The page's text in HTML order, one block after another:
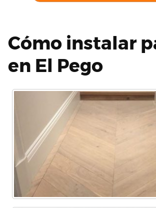
Cómo instalar
en El Pego